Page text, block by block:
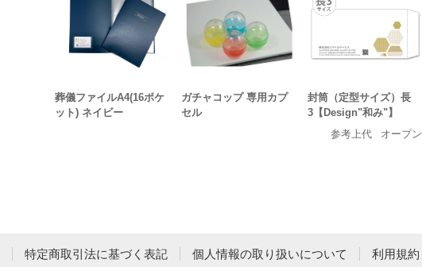
葬儀ファイルA4(16ポケ
ット) ネイビー
ガチャコップ 専用カプ
セル
封筒（定型サイズ）長
3【Design"和み"】
参考上代
オープン
特定商取引法に基づく表記 個人情報の取り扱いについて 利用規約